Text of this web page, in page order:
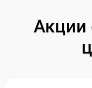
Акции